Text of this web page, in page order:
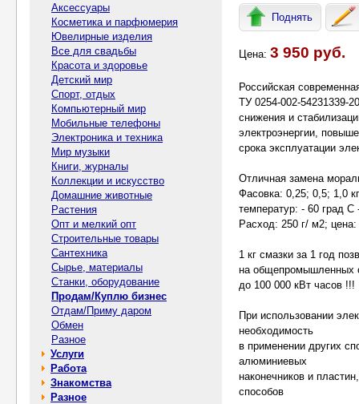
Аксессуары
Косметика и парфюмерия
Ювелирные изделия
Все для свадьбы
Красота и здоровье
Детский мир
Спорт, отдых
Компьютерный мир
Мобильные телефоны
Электроника и техника
Мир музыки
Книги, журналы
Коллекции и искусство
Домашние животные
Растения
Опт и мелкий опт
Строительные товары
Сантехника
Сырье, материалы
Станки, оборудование
Продам/Куплю бизнес
Отдам/Приму даром
Обмен
Разное
Услуги
Работа
Знакомства
Разное
Поднять
Цена: 3 950 руб.
Российская
ТУ 0254-002-54231339-
снижения и
электроэнергии,
срока эксплуатации
Отличная замена
Фасовка: 0,25; 0,5; 1,0
температур: - 60 град
Расход: 250 г/ м2; цена:
1 кг смазки за 1 год
на общепромышленных
до 100 000 кВт часов !!!
При использовании
необходимость
в применении других
алюминиевых
наконечников и
способов